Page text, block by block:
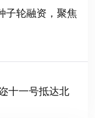
子轮融资，聚焦
十一号抵达北